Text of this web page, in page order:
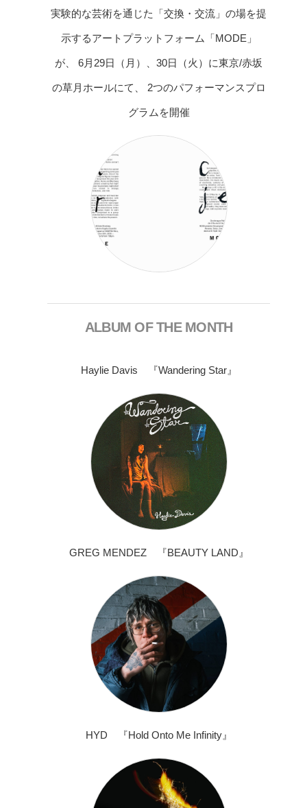
実験的な芸術を通じた「交換・交流」の場を提
示するアートプラットフォーム「MODE」
が、 6月29日（月）、30日（火）に東京/赤坂
の草月ホールにて、 2つのパフォーマンスプロ
グラムを開催
ALBUM OF THE MONTH
Haylie Davis 『Wandering Star』
GREG MENDEZ 『BEAUTY LAND』
HYD 『Hold Onto Me Infinity』